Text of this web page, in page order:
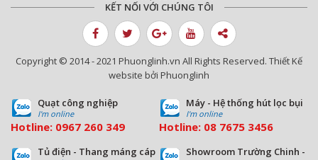
KẾT NỐI VỚI CHÚNG TÔI
Copyright © 2014 - 2021 Phuonglinh.vn All Rights Reserved. Thiết Kế
website bởi Phuonglinh
Quạt công nghiệp
I'm online
Hotline: 0967 260 349
Máy - Hệ thống hút lọc bụi
I'm online
Hotline: 08 7675 3456
Tủ điện - Thang máng cáp
Showroom Trường Chinh -